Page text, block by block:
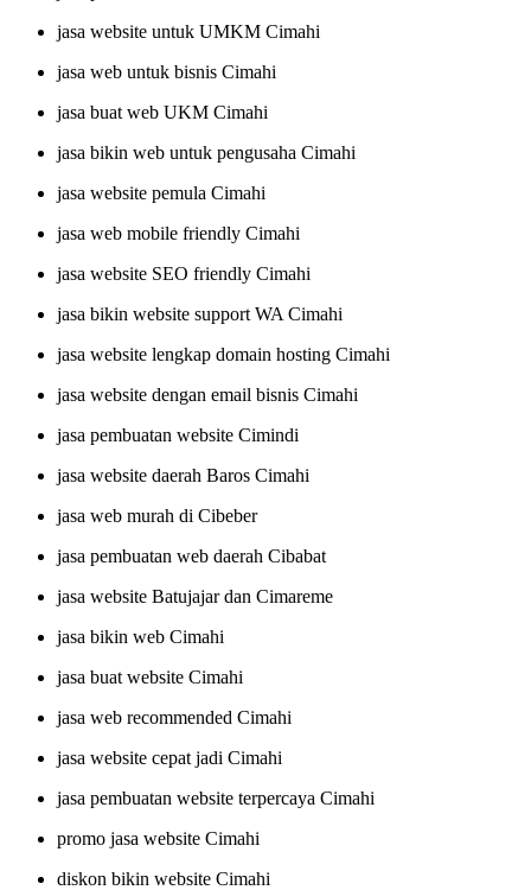
jasa website untuk UMKM Cimahi
jasa web untuk bisnis Cimahi
jasa buat web UKM Cimahi
jasa bikin web untuk pengusaha Cimahi
jasa website pemula Cimahi
jasa web mobile friendly Cimahi
jasa website SEO friendly Cimahi
jasa bikin website support WA Cimahi
jasa website lengkap domain hosting Cimahi
jasa website dengan email bisnis Cimahi
jasa pembuatan website Cimindi
jasa website daerah Baros Cimahi
jasa web murah di Cibeber
jasa pembuatan web daerah Cibabat
jasa website Batujajar dan Cimareme
jasa bikin web Cimahi
jasa buat website Cimahi
jasa web recommended Cimahi
jasa website cepat jadi Cimahi
jasa pembuatan website terpercaya Cimahi
promo jasa website Cimahi
diskon bikin website Cimahi